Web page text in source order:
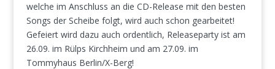
welche im Anschluss an die CD-Release mit den besten
Songs der Scheibe folgt, wird auch schon gearbeitet!
Gefeiert wird dazu auch ordentlich, Releaseparty ist am
26.09. im Rülps Kirchheim und am 27.09. im
Tommyhaus Berlin/X-Berg!